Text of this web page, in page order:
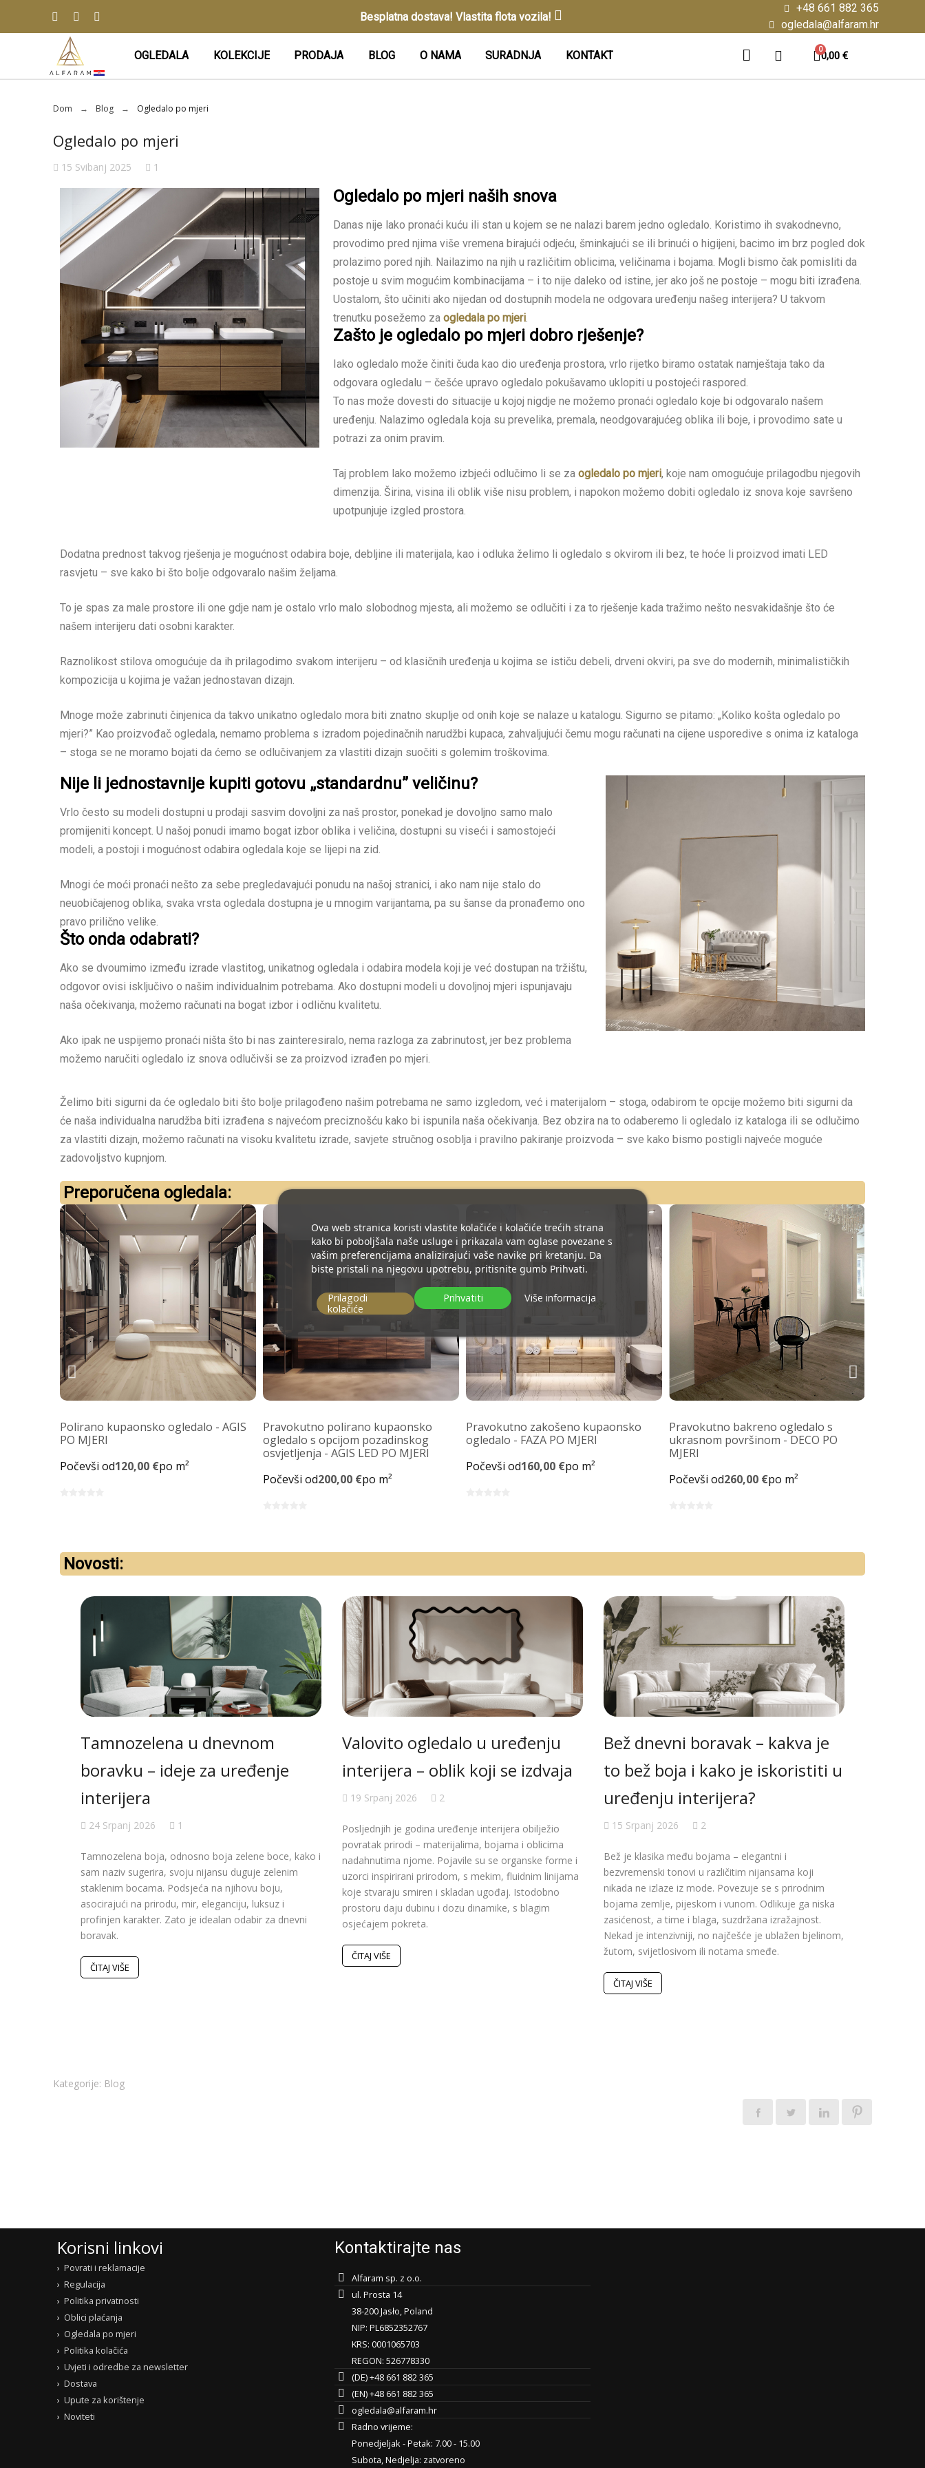
Besplatna dostava! Vlastita flota vozila!
+48 661 882 365
ogledala@alfaram.hr
OGLEDALA KOLEKCIJE PRODAJA BLOG O NAMA SURADNJA KONTAKT 0,00 €
Dom Blog Ogledalo po mjeri
Ogledalo po mjeri
15 Svibanj 2025 1
Ogledalo po mjeri naših snova
Danas nije lako pronaći kuću ili stan u kojem se ne nalazi barem jedno ogledalo. Koristimo ih svakodnevno,
provodimo pred njima više vremena birajući odjeću, šminkajući se ili brinući o higijeni, bacimo im brz pogled dok
prolazimo pored njih. Nailazimo na njih u različitim oblicima, veličinama i bojama. Mogli bismo čak pomisliti da
postoje u svim mogućim kombinacijama – i to nije daleko od istine, jer ako još ne postoje – mogu biti izrađena.
Uostalom, što učiniti ako nijedan od dostupnih modela ne odgovara uređenju našeg interijera? U takvom
trenutku posežemo za ogledala po mjeri.
Zašto je ogledalo po mjeri dobro rješenje?
Iako ogledalo može činiti čuda kao dio uređenja prostora, vrlo rijetko biramo ostatak namještaja tako da
odgovara ogledalu – češće upravo ogledalo pokušavamo uklopiti u postojeći raspored.
To nas može dovesti do situacije u kojoj nigdje ne možemo pronaći ogledalo koje bi odgovaralo našem
uređenju. Nalazimo ogledala koja su prevelika, premala, neodgovarajućeg oblika ili boje, i provodimo sate u
potrazi za onim pravim.
Taj problem lako možemo izbjeći odlučimo li se za ogledalo po mjeri, koje nam omogućuje prilagodbu njegovih
dimenzija. Širina, visina ili oblik više nisu problem, i napokon možemo dobiti ogledalo iz snova koje savršeno
upotpunjuje izgled prostora.
Dodatna prednost takvog rješenja je mogućnost odabira boje, debljine ili materijala, kao i odluka želimo li ogledalo s okvirom ili bez, te hoće li proizvod imati LED
rasvjetu – sve kako bi što bolje odgovaralo našim željama.
To je spas za male prostore ili one gdje nam je ostalo vrlo malo slobodnog mjesta, ali možemo se odlučiti i za to rješenje kada tražimo nešto nesvakidašnje što će
našem interijeru dati osobni karakter.
Raznolikost stilova omogućuje da ih prilagodimo svakom interijeru – od klasičnih uređenja u kojima se ističu debeli, drveni okviri, pa sve do modernih, minimalističkih
kompozicija u kojima je važan jednostavan dizajn.
Mnoge može zabrinuti činjenica da takvo unikatno ogledalo mora biti znatno skuplje od onih koje se nalaze u katalogu. Sigurno se pitamo: „Koliko košta ogledalo po
mjeri?” Kao proizvođač ogledala, nemamo problema s izradom pojedinačnih narudžbi kupaca, zahvaljujući čemu mogu računati na cijene usporedive s onima iz kataloga
– stoga se ne moramo bojati da ćemo se odlučivanjem za vlastiti dizajn suočiti s golemim troškovima.
Nije li jednostavnije kupiti gotovu „standardnu” veličinu?
Vrlo često su modeli dostupni u prodaji sasvim dovoljni za naš prostor, ponekad je dovoljno samo malo
promijeniti koncept. U našoj ponudi imamo bogat izbor oblika i veličina, dostupni su viseći i samostojeći
modeli, a postoji i mogućnost odabira ogledala koje se lijepi na zid.
Mnogi će moći pronaći nešto za sebe pregledavajući ponudu na našoj stranici, i ako nam nije stalo do
neuobičajenog oblika, svaka vrsta ogledala dostupna je u mnogim varijantama, pa su šanse da pronađemo ono
pravo prilično velike.
Što onda odabrati?
Ako se dvoumimo između izrade vlastitog, unikatnog ogledala i odabira modela koji je već dostupan na tržištu,
odgovor ovisi isključivo o našim individualnim potrebama. Ako dostupni modeli u dovoljnoj mjeri ispunjavaju
naša očekivanja, možemo računati na bogat izbor i odličnu kvalitetu.
Ako ipak ne uspijemo pronaći ništa što bi nas zainteresiralo, nema razloga za zabrinutost, jer bez problema
možemo naručiti ogledalo iz snova odlučivši se za proizvod izrađen po mjeri.
Želimo biti sigurni da će ogledalo biti što bolje prilagođeno našim potrebama ne samo izgledom, već i materijalom – stoga, odabirom te opcije možemo biti sigurni da
će naša individualna narudžba biti izrađena s najvećom preciznošću kako bi ispunila naša očekivanja. Bez obzira na to odaberemo li ogledalo iz kataloga ili se odlučimo
za vlastiti dizajn, možemo računati na visoku kvalitetu izrade, savjete stručnog osoblja i pravilno pakiranje proizvoda – sve kako bismo postigli najveće moguće
zadovoljstvo kupnjom.
Preporučena ogledala:
Polirano kupaonsko ogledalo - AGIS
PO MJERI
Počevši od120,00 €po m²
Pravokutno polirano kupaonsko
ogledalo s opcijom pozadinskog
osvjetljenja - AGIS LED PO MJERI
Počevši od200,00 €po m²
Pravokutno zakošeno kupaonsko
ogledalo - FAZA PO MJERI
Počevši od160,00 €po m²
Pravokutno bakreno ogledalo s
ukrasnom površinom - DECO PO
MJERI
Počevši od260,00 €po m²
Novosti:
Tamnozelena u dnevnom
boravku – ideje za uređenje
interijera
24 Srpanj 2026 1
Tamnozelena boja, odnosno boja zelene boce, kako i
sam naziv sugerira, svoju nijansu duguje zelenim
staklenim bocama. Podsjeća na njihovu boju,
asocirajući na prirodu, mir, eleganciju, luksuz i
profinjen karakter. Zato je idealan odabir za dnevni
boravak.
ČITAJ VIŠE
Valovito ogledalo u uređenju
interijera – oblik koji se izdvaja
19 Srpanj 2026 2
Posljednjih je godina uređenje interijera obilježio
povratak prirodi – materijalima, bojama i oblicima
nadahnutima njome. Pojavile su se organske forme i
uzorci inspirirani prirodom, s mekim, fluidnim linijama
koje stvaraju smiren i skladan ugođaj. Istodobno
prostoru daju dubinu i dozu dinamike, s blagim
osjećajem pokreta.
ČITAJ VIŠE
Bež dnevni boravak – kakva je
to bež boja i kako je iskoristiti u
uređenju interijera?
15 Srpanj 2026 2
Bež je klasika među bojama – elegantni i
bezvremenski tonovi u različitim nijansama koji
nikada ne izlaze iz mode. Povezuje se s prirodnim
bojama zemlje, pijeskom i vunom. Odlikuje ga niska
zasićenost, a time i blaga, suzdržana izražajnost.
Nekad je intenzivniji, no najčešće je ublažen bjelinom,
žutom, svijetlosivom ili notama smeđe.
ČITAJ VIŠE
Kategorije: Blog
Korisni linkovi
Povrati i reklamacije
Regulacija
Politika privatnosti
Oblici plaćanja
Ogledala po mjeri
Politika kolačića
Uvjeti i odredbe za newsletter
Dostava
Upute za korištenje
Noviteti
Kontaktirajte nas
Alfaram sp. z o.o.
ul. Prosta 14
38-200 Jasło, Poland
NIP: PL6852352767
KRS: 0001065703
REGON: 526778330
(DE) +48 661 882 365
(EN) +48 661 882 365
ogledala@alfaram.hr
Radno vrijeme:
Ponedjeljak - Petak: 7.00 - 15.00
Subota, Nedjelja: zatvoreno
Ova web stranica koristi vlastite kolačiće i kolačiće trećih strana
kako bi poboljšala naše usluge i prikazala vam oglase povezane s
vašim preferencijama analizirajući vaše navike pri kretanju. Da
biste pristali na njegovu upotrebu, pritisnite gumb Prihvati.
Više informacija
Prilagodi
kolačiće
Prihvatiti